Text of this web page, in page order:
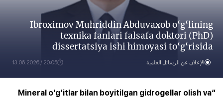
Ibroximov Muhriddin Abduvaxob o‘g‘lining
texnika fanlari falsafa doktori (PhD)
dissertatsiya ishi himoyasi to‘g‘risida
الإعلان عن الرسائل العلمية 20:05 / 13.06.2026
“Mineral o‘g‘itlar bilan boyitilgan gidrogellar olish va